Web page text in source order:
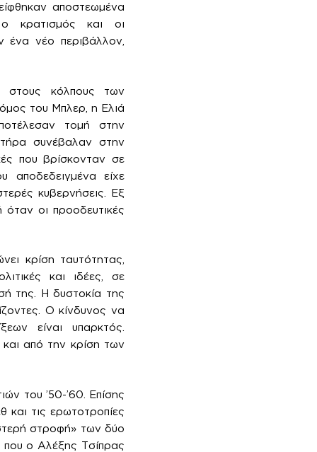
αποστεωμένα
ο κρατισμός και οι
ένα νέο περιβάλλον,
στους κόλπους των
του Μπλερ, η Ελιά
τομή στην
συνέβαλαν στην
που βρίσκονταν σε
είχε
κυβερνήσεις. Εξ
οι προοδευτικές
κρίση ταυτότητας,
και ιδέες, σε
της. Η δυστοκία της
Ο κίνδυνος να
είναι υπαρκτός.
από την κρίση των
του ’50-’60. Επίσης
και τις ερωτοτροπίες
στροφή» των δύο
ο Αλέξης Τσίπρας